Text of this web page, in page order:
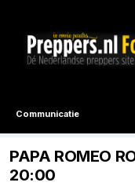
Communicatie
PAPA ROMEO
20:00